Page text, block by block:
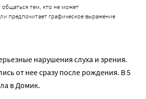
тем, кто не может
предпочитает графическое выражение
нарушения слуха и зрения.
от нее сразу после рождения. В 5
в Домик.